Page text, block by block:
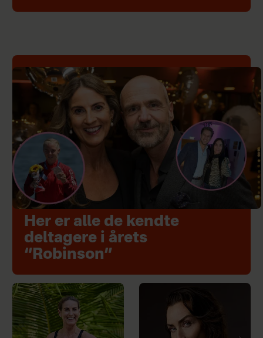
Her er alle de kendte
deltagere i årets
“Robinson”